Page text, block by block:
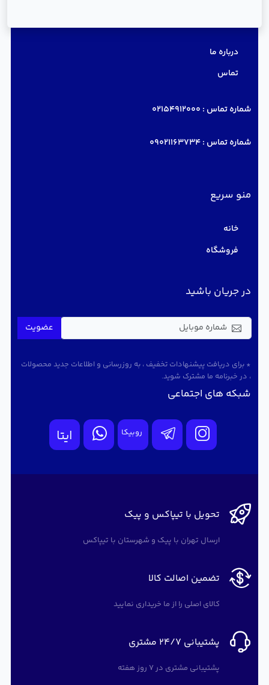
درباره ما
تماس
شماره تماس : 02154912000
شماره تماس :09021163734
منو سریع
خانه
فروشگاه
در جریان باشید
عضویت
* برای دریافت پیشنهادات تخفیف ، به روزرسانی و اطلاعات جدید محصولات
، در خبرنامه ما مشترک شوید.
شبکه های اجتماعی
روبیکا ایتا
تحویل با تیپاکس و پیک
ارسال تهران با پیک و شهرستان با تیپاکس
تضمین اصالت کالا
کالای اصلی را از ما خریداری نمایید
پشتیبانی 24/7 مشتری
پشتیبانی مشتری در 7 روز هفته